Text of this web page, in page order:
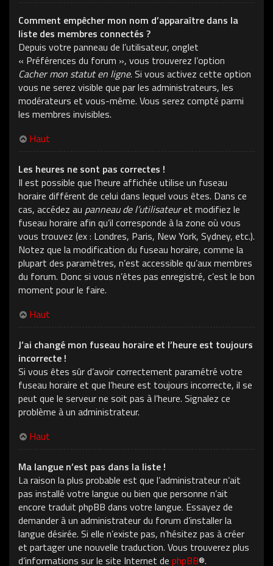
Comment empêcher mon nom d’apparaître dans la
liste des membres connectés ?
Depuis votre panneau de l’utilisateur, onglet
« Préférences du forum », vous trouverez l’option
Cacher mon statut en ligne. Si vous activez cette option
vous ne serez visible que par les administrateurs, les
modérateurs et vous-même. Vous serez compté parmi
les membres invisibles.
Haut
Les heures ne sont pas correctes !
Il est possible que l’heure affichée utilise un fuseau
horaire différent de celui dans lequel vous êtes. Dans ce
cas, accédez au panneau de l’utilisateuret modifiez le
fuseau horaire afin qu’il corresponde à la zone où vous
vous trouvez (ex : Londres, Paris, New York, Sydney, etc.).
Notez que la modification du fuseau horaire, comme la
plupart des paramètres, n’est accessible qu’aux membres
du forum. Donc si vous n’êtes pas enregistré, c’est le bon
moment pour le faire.
Haut
J’ai changé mon fuseau horaire et l’heure est toujours
incorrecte !
Si vous êtes sûr d’avoir correctement paramétré votre
fuseau horaire et que l’heure est toujours incorrecte, il se
peut que le serveur ne soit pas à l’heure. Signalez ce
problème à un administrateur.
Haut
Ma langue n’est pas dans la liste !
La raison la plus probable est que l’administrateur n’ait
pas installé votre langue ou bien que personne n’ait
encore traduit phpBB dans votre langue. Essayez de
demander à un administrateur du forum d’installer la
langue désirée. Si elle n’existe pas, n’hésitez pas à créer
et partager une nouvelle traduction. Vous trouverez plus
d’informations sur le site Internet de phpBB®.